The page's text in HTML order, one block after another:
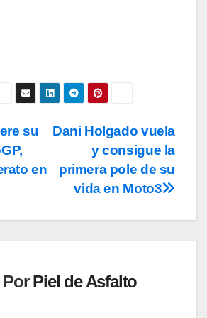
Dani Holgado vuela
y consigue la
primera pole de su
vida en Moto3
su
en
PorPiel de Asfalto